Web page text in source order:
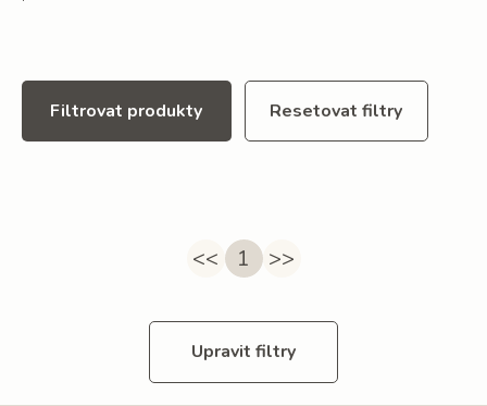
Filtrovat produkty Resetovat filtry
<< 1 >>
Upravit filtry